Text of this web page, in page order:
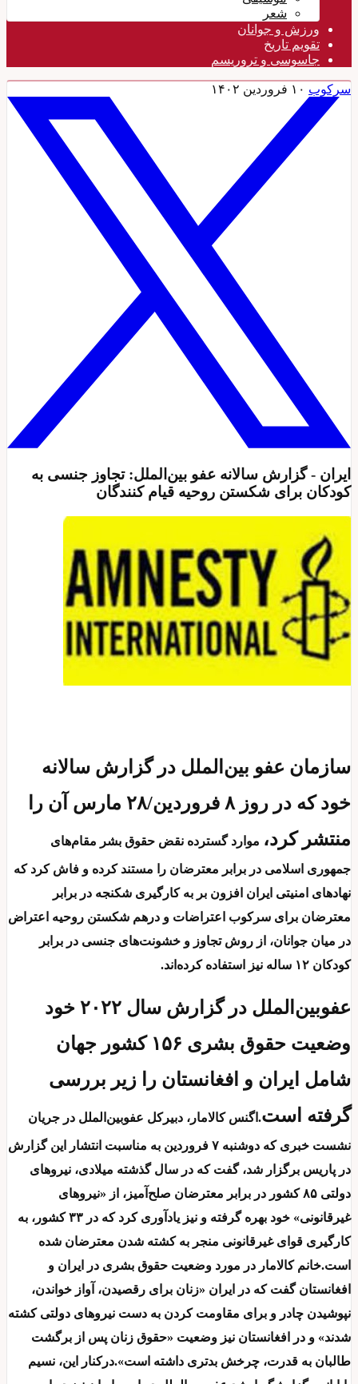
شعر
ورزش و جوانان
تقویم تاريخ
جاسوسی و تروریسم
سرکوب ۱۰ فروردین ۱۴۰۲
ايران - گزارش سالانه عفو بین‌الملل: تجاوز جنسی به
کودکان برای شکستن روحیه قیام کنندگان
سازمان عفو بین‌الملل در گزارش سالانه
خود که در روز ۸ فروردین/۲۸ مارس آن را
منتشر کرد، موارد گسترده نقض حقوق بشر مقام‌های
جمهوری اسلامی در برابر معترضان را مستند کرده و فاش کرد که
نهادهای امنیتی ایران افزون بر به کارگیری شکنجه در برابر
معترضان برای سرکوب اعتراضات و درهم شکستن روحیه اعتراض
در میان جوانان، از روش تجاوز و خشونت‌های جنسی در برابر
کودکان ۱۲ ساله نیز استفاده کرده‌اند.
عفوبین‌الملل در گزارش سال ۲۰۲۲ خود
وضعیت حقوق بشری ۱۵۶ کشور جهان
شامل ایران و افغانستان را زیر بررسی
گرفته است.اگنس کالامار، دبیرکل عفوبین‌الملل در جریان
نشست خبری که دوشنبه ۷ فروردین به مناسبت انتشار این گزارش
در پاریس برگزار شد، گفت که در سال گذشته میلادی، نیروهای
دولتی ۸۵ کشور در برابر معترضان صلح‌‌آمیز، از «نیروهای
غیرقانونی» خود بهره گرفته و نیز یادآوری کرد که در ۳۳ کشور، به
کارگیری قوای غیرقانونی منجر به کشته شدن معترضان شده
است.خانم کالامار در مورد وضعیت حقوق بشری در ایران و
افغانستان گفت که در ایران «زنان برای رقصیدن، آواز خواندن،‌
نپوشیدن چادر و برای مقاومت کردن به دست نیروهای دولتی کشته
شدند» و در افغانستان نیز وضعیت «حقوق زنان پس از برگشت
طالبان به قدرت، چرخش بدتری داشته است».درکنار این، نسیم